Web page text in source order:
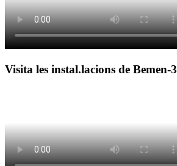
Visita les instal.lacions de Bemen-3